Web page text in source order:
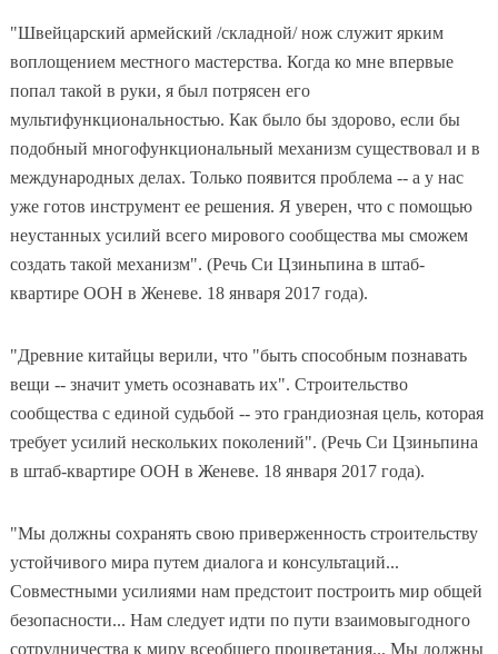
"Швейцарский армейский /складной/ нож служит ярким
воплощением местного мастерства. Когда ко мне впервые
попал такой в руки, я был потрясен его
мультифункциональностью. Как было бы здорово, если бы
подобный многофункциональный механизм существовал и в
международных делах. Только появится проблема -- а у нас
уже готов инструмент ее решения. Я уверен, что с помощью
неустанных усилий всего мирового сообщества мы сможем
создать такой механизм". (Речь Си Цзиньпина в штаб-
квартире ООН в Женеве. 18 января 2017 года).
"Древние китайцы верили, что "быть способным познавать
вещи -- значит уметь осознавать их". Строительство
сообщества с единой судьбой -- это грандиозная цель, которая
требует усилий нескольких поколений". (Речь Си Цзиньпина
в штаб-квартире ООН в Женеве. 18 января 2017 года).
"Мы должны сохранять свою приверженность строительству
устойчивого мира путем диалога и консультаций...
Совместными усилиями нам предстоит построить мир общей
безопасности... Нам следует идти по пути взаимовыгодного
сотрудничества к миру всеобщего процветания... Мы должны